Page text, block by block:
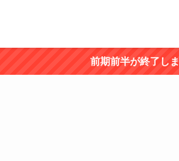
前期前半が終了しました。後